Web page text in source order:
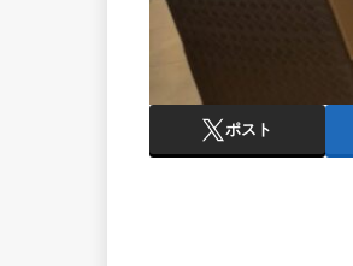
ポスト